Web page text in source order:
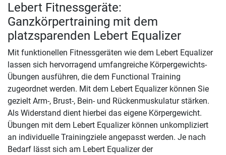
Lebert Fitnessgeräte:
Ganzkörpertraining mit dem
platzsparenden Lebert Equalizer
Mit funktionellen Fitnessgeräten wie dem Lebert Equalizer
lassen sich hervorragend umfangreiche Körpergewichts-
Übungen ausführen, die dem Functional Training
zugeordnet werden. Mit dem Lebert Equalizer können Sie
gezielt Arm-, Brust-, Bein- und Rückenmuskulatur stärken.
Als Widerstand dient hierbei das eigene Körpergewicht.
Übungen mit dem Lebert Equalizer können unkompliziert
an individuelle Trainingziele angepasst werden. Je nach
Bedarf lässt sich am Lebert Equalizer der